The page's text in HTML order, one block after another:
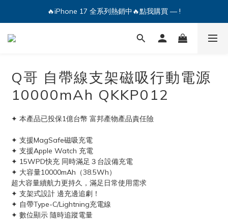
🔥iPhone 17 全系列熱銷中🔥點我購買 — !
🔥iPhone 17 全系列熱銷中🔥點我購買 — !
💕加入Q哥 Line 新好友領優惠券！🎫
Q哥 自帶線支架磁吸行動電源
10000mAh QKKP012
✦ 本產品已投保1億台幣 富邦產物產品責任險
✦ 支援MagSafe磁吸充電
✦ 支援Apple Watch 充電
✦ 15WPD快充 同時滿足３台設備充電
✦ 大容量10000mAh（38.5Wh）
超大容量續航力更持久，滿足日常使用需求
✦ 支架式設計 邊充邊追劇！
✦ 自帶Type-C/Lightning充電線
✦ 數位顯示 隨時追蹤電量